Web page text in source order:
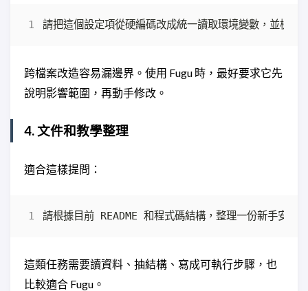
跨檔案改造容易漏邊界。使用 Fugu 時，最好要求它先
說明影響範圍，再動手修改。
4. 文件和教學整理
適合這樣提問：
這類任務需要讀資料、抽結構、寫成可執行步驟，也
比較適合 Fugu。